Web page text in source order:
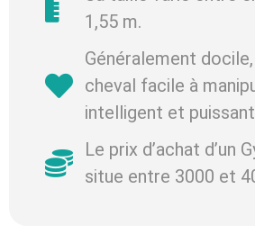
1,55 m.
Généralement docile,
cheval facile à
intelligent et
Le prix d’achat d’un
situe entre 3000 et